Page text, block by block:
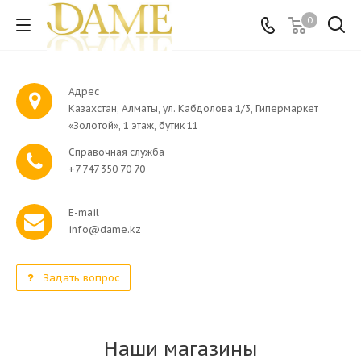
0
Адрес
Казахстан, Алматы, ул. Кабдолова 1/3, Гипермаркет
«Золотой», 1 этаж, бутик 11
Справочная служба
+7 747 350 70 70
E-mail
info@dame.kz
Задать вопрос
Наши магазины